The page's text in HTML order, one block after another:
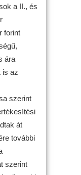
a II., és
forint
ára
is az
szerint
át
további
szerint